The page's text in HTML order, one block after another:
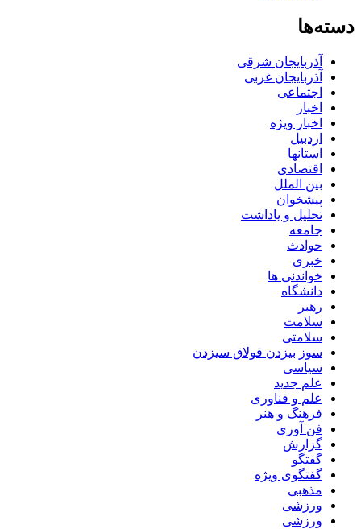
دسته‌ها
آذربایجان شرقی
آذربایجان غربی
اجتماعی
اخبار
اخبار ویژه
اردبیل
استانها
اقتصادی
بین الملل
پیشخوان
تحلیل و یاداشت
جامعه
حوادث
خبری
خواندنی ها
دانشگاه
رهبر
سلامت
سلامتی
سوز بیزدن قولاق سیزدن
سیاسی
علم جدید
علم و فناوری
فرهنگ و هنر
فن آوری
گزارش
گفتگو
گفتگوی ویژه
مذهبی
ورزشی
ورزشی